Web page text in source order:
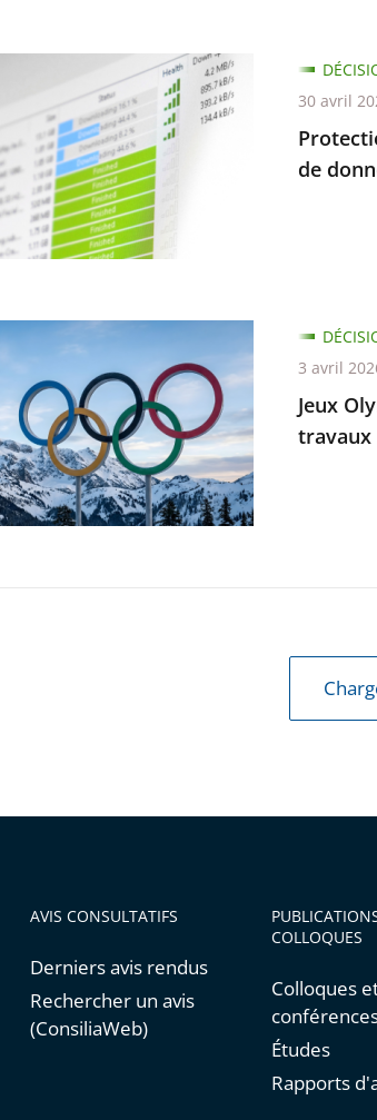
de
30 avril
Jeux
travaux
3 avril
AVIS CONSULTATIFS
Derniers avis rendus
Rechercher un avis
(ConsiliaWeb)
COLLOQUES
Colloques
Études
Rapports